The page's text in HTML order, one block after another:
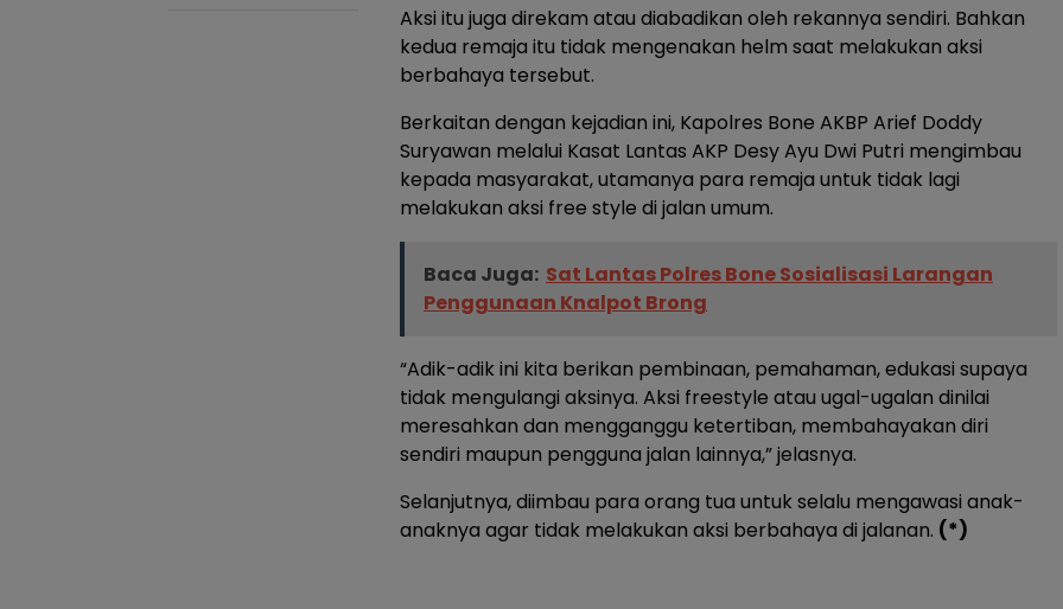
Aksi itu juga direkam atau diabadikan oleh rekannya sendiri. Bahkan
kedua remaja itu tidak mengenakan helm saat melakukan aksi
berbahaya tersebut.
Berkaitan dengan kejadian ini, Kapolres Bone AKBP Arief Doddy
Suryawan melalui Kasat Lantas AKP Desy Ayu Dwi Putri mengimbau
kepada masyarakat, utamanya para remaja untuk tidak lagi
melakukan aksi free style di jalan umum.
Baca Juga: Sat Lantas Polres Bone Sosialisasi Larangan
Penggunaan Knalpot Brong
“Adik-adik ini kita berikan pembinaan, pemahaman, edukasi supaya
tidak mengulangi aksinya. Aksi freestyle atau ugal-ugalan dinilai
meresahkan dan mengganggu ketertiban, membahayakan diri
sendiri maupun pengguna jalan lainnya,” jelasnya.
Selanjutnya, diimbau para orang tua untuk selalu mengawasi anak-
anaknya agar tidak melakukan aksi berbahaya di jalanan. (*)